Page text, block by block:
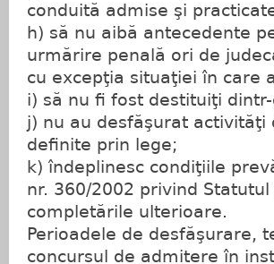
conduită admise şi
h) să nu aibă antecedente
urmărire penală ori de
cu excepţia situaţiei în care
i) să nu fi fost destituiţi
j) nu au desfăşurat
definite prin lege;
k) îndeplinesc condiţiile
nr. 360/2002 privind
completările ulterioare.
Perioadele de desfăşurare,
concursul de admitere în